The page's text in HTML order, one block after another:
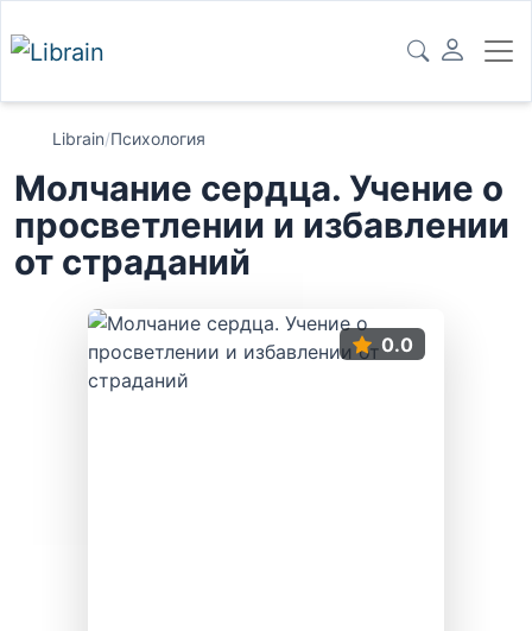
Librain/Психология
Молчание сердца. Учение о
просветлении и избавлении
от страданий
0.0